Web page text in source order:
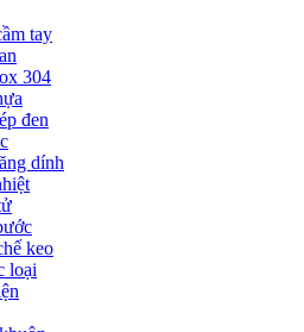
tay
304
đen
dính
keo
loại